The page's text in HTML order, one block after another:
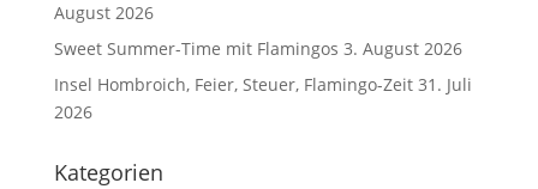
August 2026
Sweet Summer-Time mit Flamingos 3. August 2026
Insel Hombroich, Feier, Steuer, Flamingo-Zeit 31. Juli
2026
Kategorien